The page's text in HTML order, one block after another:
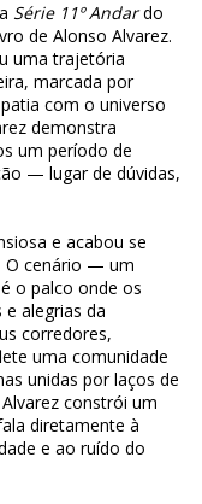
Série 11º Andardo
de Alonso Alvarez.
uma trajetória
marcada por
com o universo
demonstra
um período de
— lugar de dúvidas,
e acabou se
O cenário — um
o palco onde os
alegrias da
corredores,
uma comunidade
unidas por laços de
constrói um
diretamente à
e ao ruído do